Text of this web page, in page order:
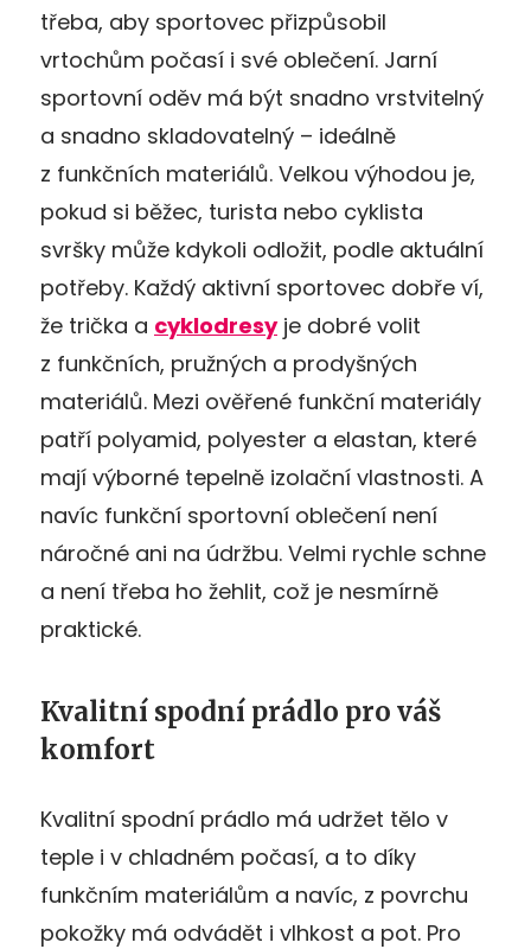
třeba, aby sportovec přizpůsobil
vrtochům počasí i své oblečení. Jarní
sportovní oděv má být snadno vrstvitelný
a snadno skladovatelný – ideálně
z funkčních materiálů. Velkou výhodou je,
pokud si běžec, turista nebo cyklista
svršky může kdykoli odložit, podle aktuální
potřeby. Každý aktivní sportovec dobře ví,
že trička a cyklodresyje dobré volit
z funkčních, pružných a prodyšných
materiálů. Mezi ověřené funkční materiály
patří polyamid, polyester a elastan, které
mají výborné tepelně izolační vlastnosti. A
navíc funkční sportovní oblečení není
náročné ani na údržbu. Velmi rychle schne
a není třeba ho žehlit, což je nesmírně
praktické.
Kvalitní spodní prádlo pro váš
komfort
Kvalitní spodní prádlo má udržet tělo v
teple i v chladném počasí, a to díky
funkčním materiálům a navíc, z povrchu
pokožky má odvádět i vlhkost a pot. Pro